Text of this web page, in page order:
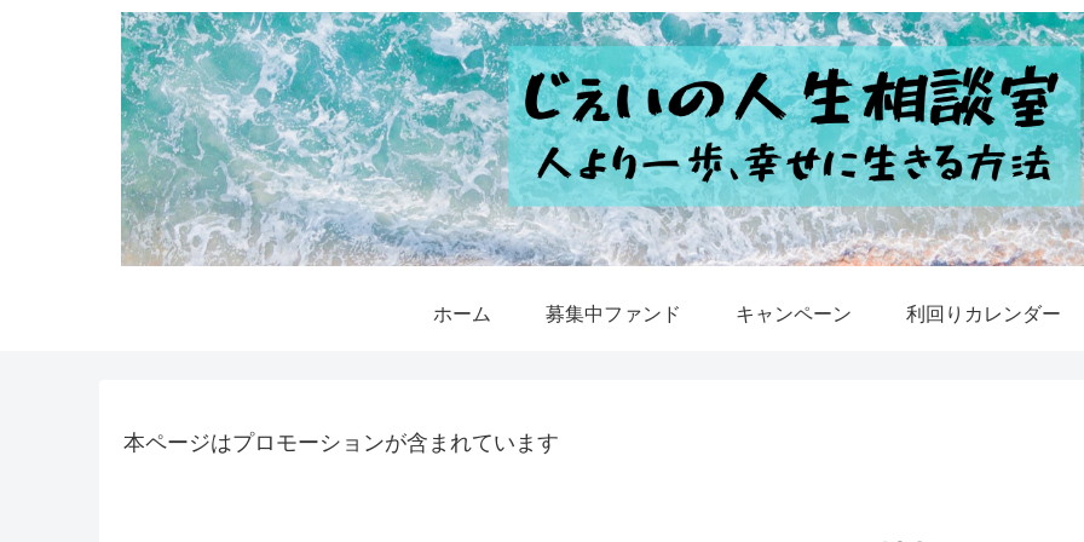
ホーム 募集中ファンド キャンペーン 利回りカレンダー
本ページはプロモーションが含まれています